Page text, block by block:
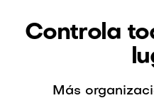
Controla
Más